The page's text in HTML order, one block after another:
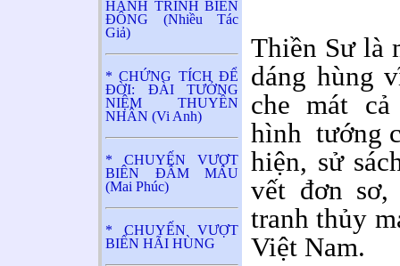
HÀNH TRÌNH BIỂN
ĐÔNG (Nhiều Tác
Giả)
* CHỨNG TÍCH ĐỂ
ĐỜI: ĐÀI TƯỞNG
NIỆM THUYỀN
NHÂN (Vi Anh)
* CHUYẾN VƯỢT
BIÊN ĐẪM MÁU
(Mai Phúc)
* CHUYẾN VƯỢT
BIỂN HÃI HÙNG
Thiền Sư là
dáng hùng
che mát
hình tướng
hiện, sử
vết đơn
tranh thủy
Việt Nam.